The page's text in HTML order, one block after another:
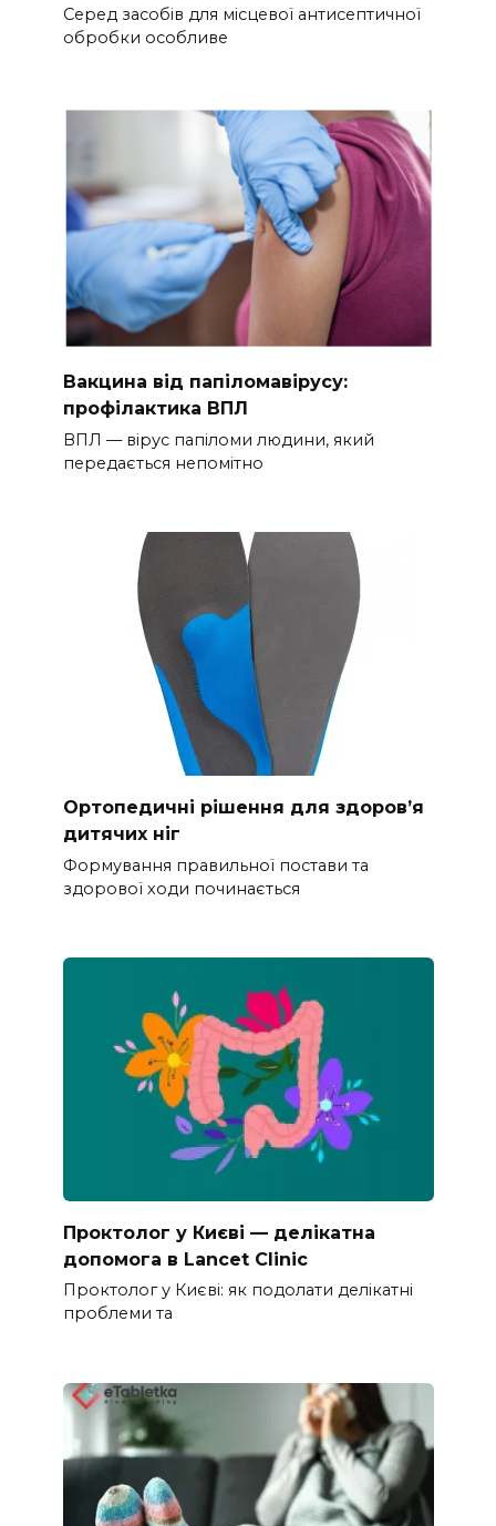
Серед засобів для місцевої антисептичної
обробки особливе
Вакцина від папіломавірусу:
профілактика ВПЛ
ВПЛ — вірус папіломи людини, який
передається непомітно
Ортопедичні рішення для здоров’я
дитячих ніг
Формування правильної постави та
здорової ходи починається
Проктолог у Києві — делікатна
допомога в Lancet Clinic
Проктолог у Києві: як подолати делікатні
проблеми та